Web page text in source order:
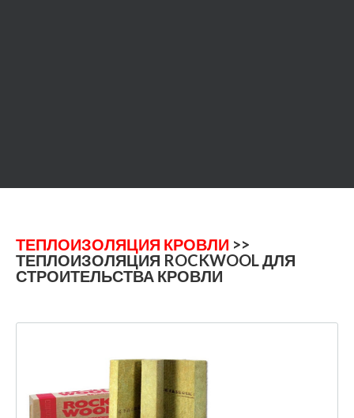
ТЕПЛОИЗОЛЯЦИЯ КРОВЛИ >>
ТЕПЛОИЗОЛЯЦИЯ ROCKWOOL ДЛЯ
СТРОИТЕЛЬСТВА КРОВЛИ